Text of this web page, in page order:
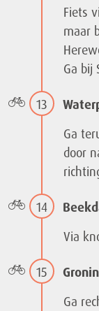
Fiets
maar
Ga bij
13
Ga
door
14
Via
15
Ga